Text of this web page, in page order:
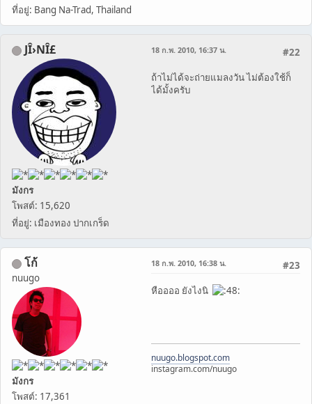
ที่อยู่: Bang Na-Trad, Thailand
JÎ›NÎ£
มังกร
โพสต์: 15,620
ที่อยู่: เมืองทอง ปากเกร็ด
#22
18 ก.พ. 2010, 16:37 น.
ถ้าไม่ได้จะถ่ายแมลงวัน ไม่ต้องใช้ก็
ได้มั้งครับ
โก้
nuugo
มังกร
โพสต์: 17,361
#23
18 ก.พ. 2010, 16:38 น.
หืออออ ยังไงนิ
nuugo.blogspot.com
instagram.com/nuugo